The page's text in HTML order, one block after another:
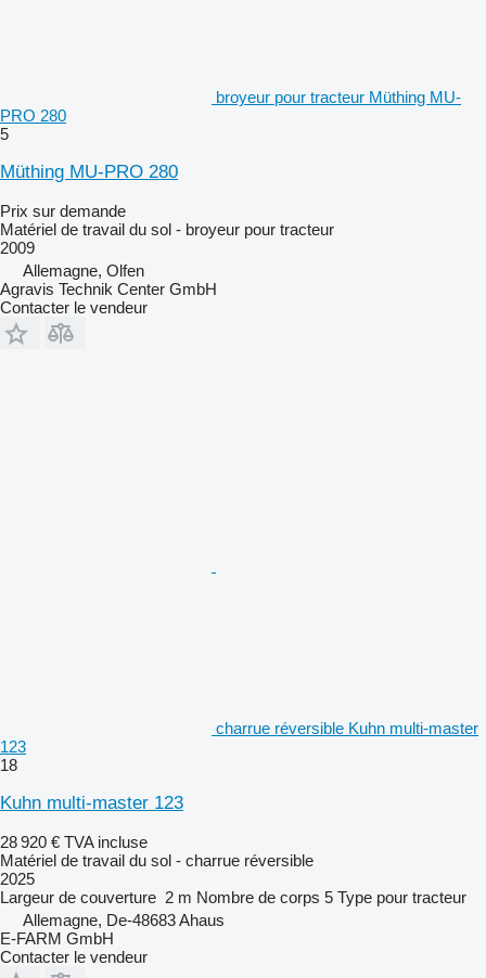
broyeur pour tracteur Müthing MU-
PRO 280
5
Müthing MU-PRO 280
Prix sur demande
Matériel de travail du sol - broyeur pour tracteur
2009
Allemagne, Olfen
Agravis Technik Center GmbH
Contacter le vendeur
charrue réversible Kuhn multi-master
123
18
Kuhn multi-master 123
28 920 € TVA incluse
Matériel de travail du sol - charrue réversible
2025
Largeur de couverture 2 m Nombre de corps 5 Type pour tracteur
Allemagne, De-48683 Ahaus
E-FARM GmbH
Contacter le vendeur